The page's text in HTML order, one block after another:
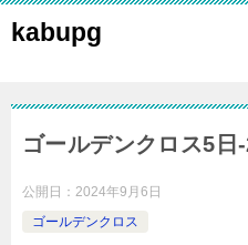
kabupg
ゴールデンクロス5日
公開日： 2024年9月6日
ゴールデンクロス